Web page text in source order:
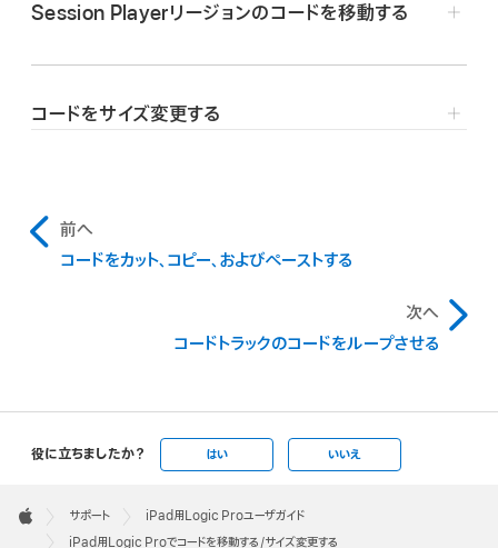
注記: 短いコードの場合は、誤ってコードをサイズ変更しな
Session Playerリージョンのコードを移動する
コードをサイズ変更する
コードをタップして選択します。
コードの左端または右端をタッチして押さえたままにして
前へ
コードをカット、コピー、およびペーストする
次へ
コードトラックのコードをループさせる
役に立ちましたか？ はい いいえ
Footer

Apple
サポート
iPad用Logic Proユーザガイド
iPad用Logic Proでコードを移動する/サイズ変更する